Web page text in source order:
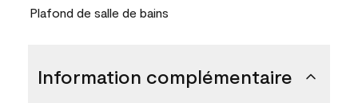
Plafond de salle de bains
Information complémentaire